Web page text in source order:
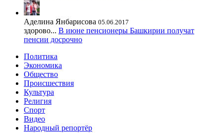
Аделина Янбарисова 05.06.2017
здорово... В июне пенсионеры Башкирии получат
пенсии досрочно
Политика
Экономика
Общество
Происшествия
Культура
Религия
Спорт
Видео
Народный репортёр